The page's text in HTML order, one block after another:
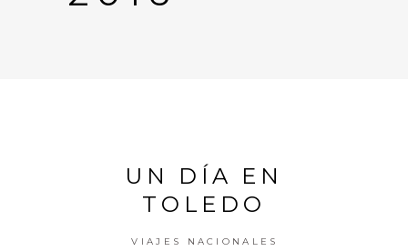
UN DÍA EN
TOLEDO
VIAJES NACIONALES